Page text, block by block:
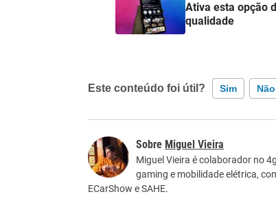
Ativa esta opção
qualidade
Este conteúdo foi útil? Sim Não
Este conteúdo não tem a informação
Outro
Miguel Vieira
Miguel Vieira é colaborador no
gaming e mobilidade elétrica,
ECarShow e SAHE.